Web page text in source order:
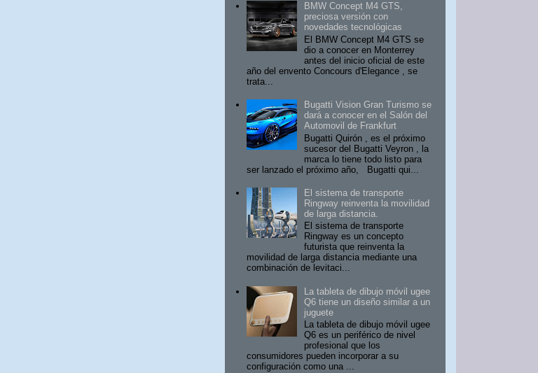
BMW Concept M4 GTS,
preciosa versión con
novedades tecnológicas
El BMW Concept M4 GTS se
dio a conocer en Monterrey
antes del inicio oficial de este
año del envento Concours d'Elegance , se
trata...
Bugatti Vision Gran Turismo se
dará a conocer en el Salón del
Automovil de Frankfurt
Bugatti Quirón , es el próximo
sucesor del Bugatti Veyron , la
marca lo tiene todo listo para
ser lanzado el próximo año, Bugatti qui...
El sistema de transporte
Ringway reinventa la movilidad
de larga distancia.
El sistema de transporte
Ringway es un concepto
futurista que reinventa la
movilidad de larga distancia mediante una
combinación de levitaci...
La tableta de dibujo móvil ugee
Q6 tiene un diseño similar a un
juguete
La tableta de dibujo móvil ugee
Q6 es un periférico de nivel
profesional que los
consumidores pueden incorporar a su
configuración como una ...